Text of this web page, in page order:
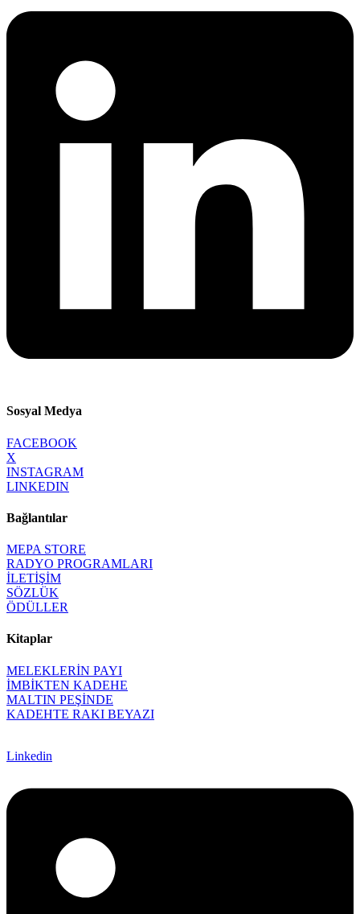
Sosyal Medya
FACEBOOK
X
INSTAGRAM
LINKEDIN
Bağlantılar
MEPA STORE
RADYO PROGRAMLARI
İLETİŞİM
SÖZLÜK
ÖDÜLLER
Kitaplar
MELEKLERİN PAYI
İMBİKTEN KADEHE
MALTIN PEŞİNDE
KADEHTE RAKI BEYAZI
Linkedin